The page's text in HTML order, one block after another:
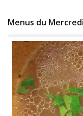
Menus du